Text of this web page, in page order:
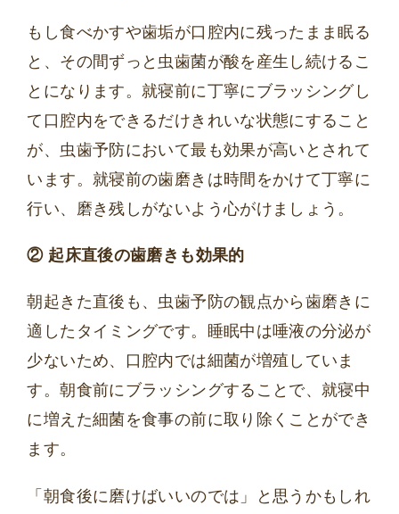
もし食べかすや歯垢が口腔内に残ったまま眠る
と、その間ずっと虫歯菌が酸を産生し続けるこ
とになります。就寝前に丁寧にブラッシングし
て口腔内をできるだけきれいな状態にすること
が、虫歯予防において最も効果が高いとされて
います。就寝前の歯磨きは時間をかけて丁寧に
行い、磨き残しがないよう心がけましょう。
② 起床直後の歯磨きも効果的
朝起きた直後も、虫歯予防の観点から歯磨きに
適したタイミングです。睡眠中は唾液の分泌が
少ないため、口腔内では細菌が増殖していま
す。朝食前にブラッシングすることで、就寝中
に増えた細菌を食事の前に取り除くことができ
ます。
「朝食後に磨けばいいのでは」と思うかもしれ